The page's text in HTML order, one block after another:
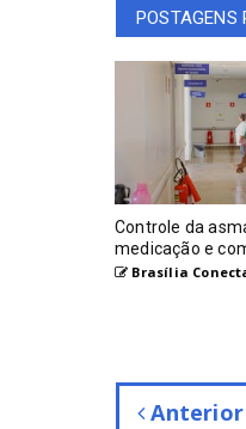
POSTAGENS
Controle da
medicação e
Brasília
Anterior